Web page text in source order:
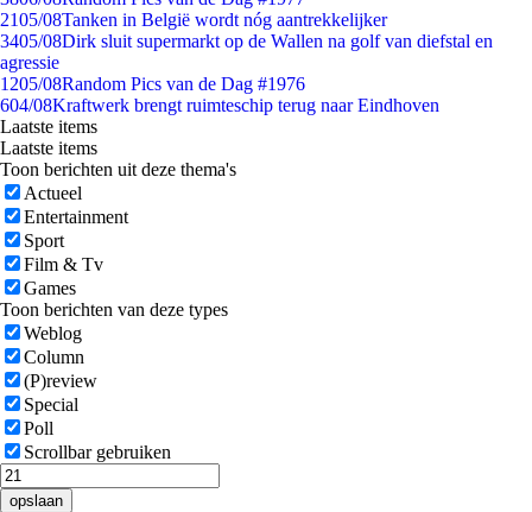
2105/08Tanken in België wordt nóg aantrekkelijker
3405/08Dirk sluit supermarkt op de Wallen na golf van diefstal en
agressie
1205/08Random Pics van de Dag #1976
604/08Kraftwerk brengt ruimteschip terug naar Eindhoven
Laatste items
Laatste items
Toon berichten uit deze thema's
Actueel
Entertainment
Sport
Film & Tv
Games
Toon berichten van deze types
Weblog
Column
(P)review
Special
Poll
Scrollbar gebruiken
opslaan